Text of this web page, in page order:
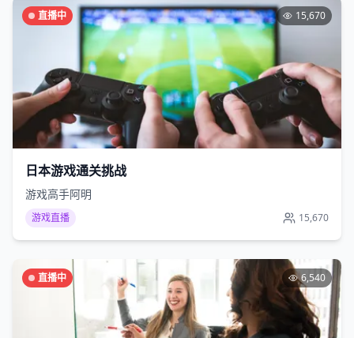
直播中 15,670
日本游戏通关挑战
游戏高手阿明
游戏直播 15,670
直播中 6,540